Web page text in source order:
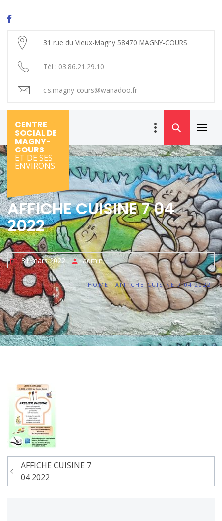
31 rue du Vieux-Magny 58470 MAGNY-COURS
Tél : 03.86.21.29.10
c.s.magny-cours@wanadoo.fr
CENTRE
SOCIAL DE
MAGNY-
COURS
ET DE SES
ENVIRONS
Menu
AFFICHE CUISINE 7 04
2022
31 mars 2022 admin
HOME AFFICHE CUISINE 7 04 2022
Navigation
de
AFFICHE CUISINE 7
04 2022